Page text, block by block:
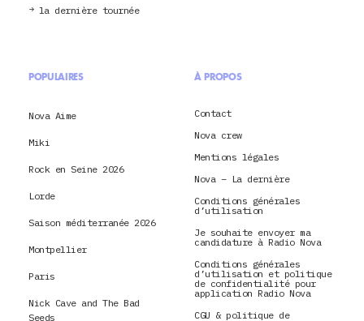
la dernière tournée
POPULAIRES
Nova Aime
Miki
Rock en Seine 2026
Lorde
Saison méditerranée 2026
Montpellier
Paris
Nick Cave and The Bad
Seeds
À PROPOS
Contact
Nova crew
Mentions légales
Nova – La dernière
Conditions générales
d’utilisation
Je souhaite envoyer ma
candidature à Radio Nova
Conditions générales
d’utilisation et politique
de confidentialité pour
application Radio Nova
CGU & politique de